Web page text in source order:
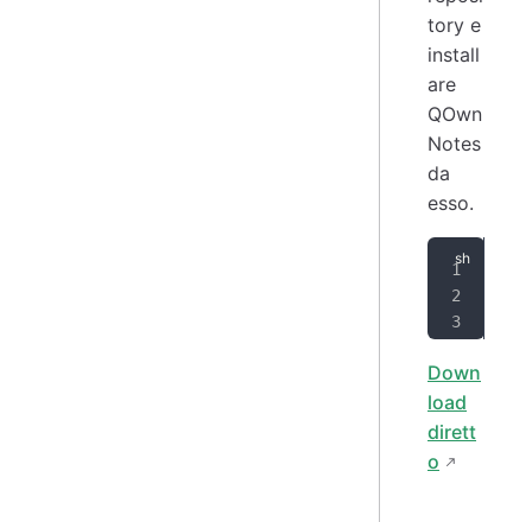
tory e
install
are
QOwn
Notes
da
esso.
Down
load
dirett
o